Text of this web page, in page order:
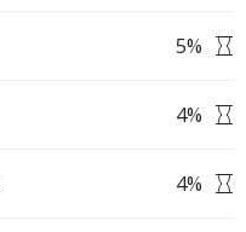
5%
4%
4%